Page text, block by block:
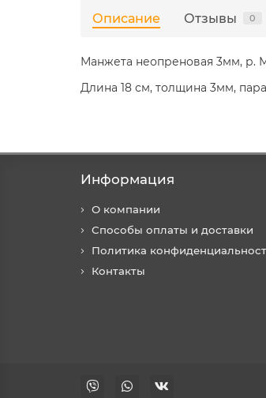
Описание Отзывы 0
Манжета неопреновая 3мм, р. М
Длина 18 см, толщина 3мм, пара
Информация
О компании
Способы оплаты и доставки
Политика
Контакты